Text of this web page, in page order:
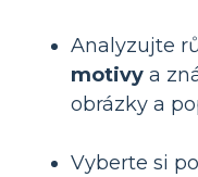
Analyzujte
motivy a
obrázky a
Vyberte si